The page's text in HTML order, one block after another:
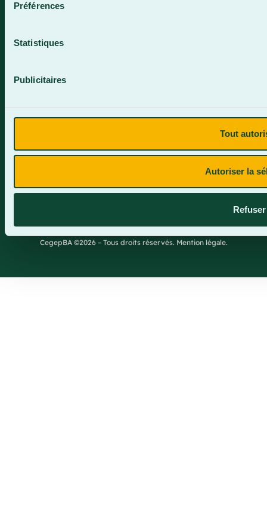
Préférences
Statistiques
Publicitaires
Tout
Autoriser la
Refuser
Plan du site
Politique de confidentialité
Site web par Parkour3.com
CegepBA ©2026 – Tous droits réservés. Mention légale.